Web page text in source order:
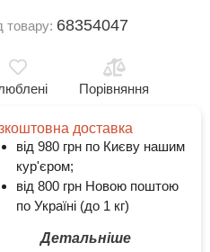
товару: 68354047
Порівняння
доставка
від 980 грн по Києву нашим
кур'єром;
від 800 грн Новою поштою
по Україні (до 1 кг)
Детальніше